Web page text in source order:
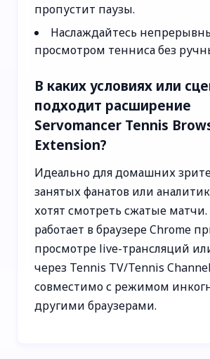
пропустит паузы.
Наслаждайтесь
просмотром тенниса без
В каких условиях или
подходит расширение
Servomancer Tennis
Extension?
Идеально для домашних
занятых фанатов или
хотят смотреть сжатые
работает в браузере Chrome
просмотре live-трансляций
через Tennis TV/Tennis
совместимо с режимом
другими браузерами.